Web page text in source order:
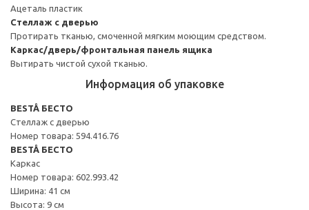
Ацеталь пластик
Стеллаж с дверью
Протирать тканью, смоченной мягким моющим средством.
Каркас/дверь/фронтальная панель ящика
Вытирать чистой сухой тканью.
Информация об упаковке
BESTÅ БЕСТО
Стеллаж с дверью
Номер товара: 594.416.76
BESTÅ БЕСТО
Каркас
Номер товара: 602.993.42
Ширина: 41 см
Высота: 9 см